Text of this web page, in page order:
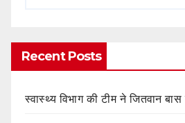
Recent Posts
स्वास्थ्य विभाग की टीम ने जितवान बास